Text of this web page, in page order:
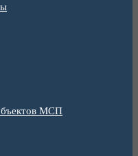
МСП